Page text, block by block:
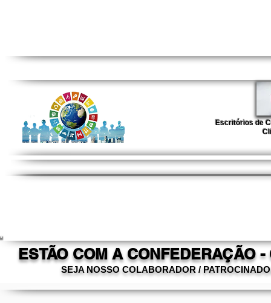
Escritórios de
ESTÃO COM A CONFEDERAÇÃO -
SEJA NOSSO COLABORADOR /